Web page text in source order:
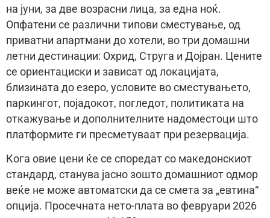
на јуни, за две возрасни лица, за една ноќ.
Опфатени се различни типови сместување, од
приватни апартмани до хотели, во три домашни
летни дестинации: Охрид, Струга и Дојран. Цените
се ориентациски и зависат од локацијата,
близината до езеро, условите во сместувањето,
паркингот, појадокот, погледот, политиката на
откажување и дополнителните надоместоци што
платформите ги пресметуваат при резервација.
Кога овие цени ќе се споредат со македонскиот
стандард, станува јасно зошто домашниот одмор
веќе не може автоматски да се смета за „евтина“
опција. Просечната нето-плата во февруари 2026